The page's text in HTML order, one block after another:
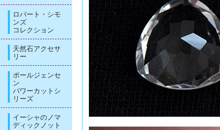
ロバート・シモ
ンズ
コレクション
天然石アクセサ
リー
ポールジェンセ
ン
パワーカットシ
リーズ
イーシャのノマ
ディックノット